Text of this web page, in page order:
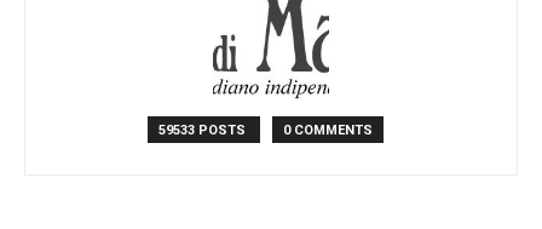
59533 POSTS 0 COMMENTS